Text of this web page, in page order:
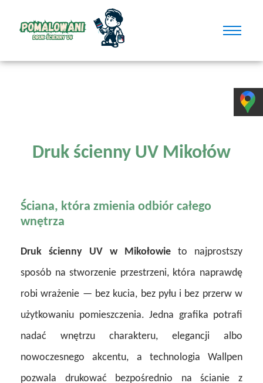
Druk ścienny UV Mikołów
Ściana, która zmienia odbiór całego
wnętrza
Druk ścienny UV w Mikołowie to najprostszy
sposób na stworzenie przestrzeni, która naprawdę
robi wrażenie — bez kucia, bez pyłu i bez przerw w
użytkowaniu pomieszczenia. Jedna grafika potrafi
nadać wnętrzu charakteru, elegancji albo
nowoczesnego akcentu, a technologia Wallpen
pozwala drukować bezpośrednio na ścianie z